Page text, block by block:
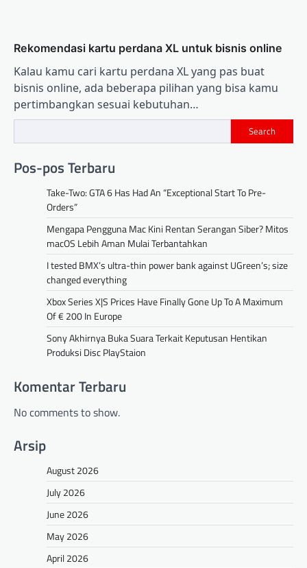
Rekomendasi kartu perdana XL untuk bisnis online
Kalau kamu cari kartu perdana XL yang pas buat
bisnis online, ada beberapa pilihan yang bisa kamu
pertimbangkan sesuai kebutuhan…
Search
Pos-pos Terbaru
Take-Two: GTA 6 Has Had An “Exceptional Start To Pre-
Orders”
Mengapa Pengguna Mac Kini Rentan Serangan Siber? Mitos
macOS Lebih Aman Mulai Terbantahkan
I tested BMX’s ultra-thin power bank against UGreen’s; size
changed everything
Xbox Series X|S Prices Have Finally Gone Up To A Maximum
Of € 200 In Europe
Sony Akhirnya Buka Suara Terkait Keputusan Hentikan
Produksi Disc PlayStaion
Komentar Terbaru
No comments to show.
Arsip
August 2026
July 2026
June 2026
May 2026
April 2026